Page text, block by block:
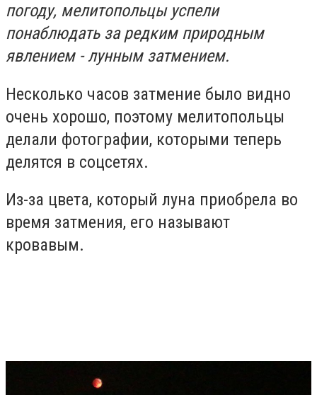
погоду, мелитопольцы успели
понаблюдать за редким природным
явлением - лунным затмением.
Несколько часов затмение было видно
очень хорошо, поэтому мелитопольцы
делали фотографии, которыми теперь
делятся в соцсетях.
Из-за цвета, который луна приобрела во
время затмения, его называют
кровавым.